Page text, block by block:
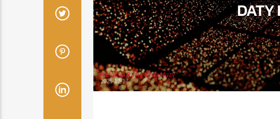
DATY
Redakcja Radia Strefa Muzy
2025-12-17